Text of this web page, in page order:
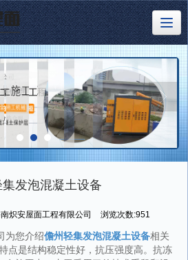
发泡混凝土设备
炽安屋面工程有限公司 浏览次数:951
为您介绍儋州轻集发泡混凝土设备相关
点是结构稳定性好，抗压强度高。抗冻